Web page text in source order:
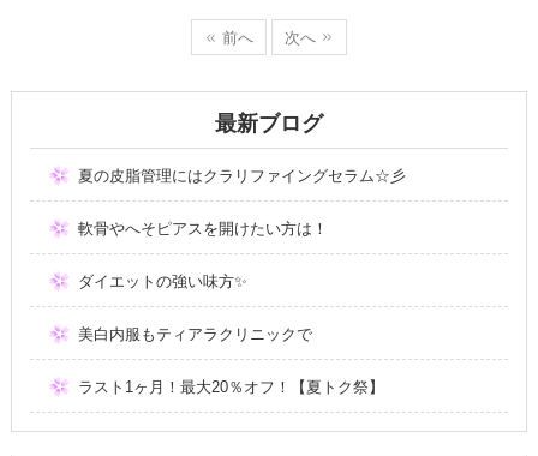
前へ 次へ
最新ブログ
夏の皮脂管理にはクラリファイングセラム☆彡
軟骨やへそピアスを開けたい方は！
ダイエットの強い味方✨
美白内服もティアラクリニックで
ラスト1ヶ月！最大20％オフ！【夏トク祭】